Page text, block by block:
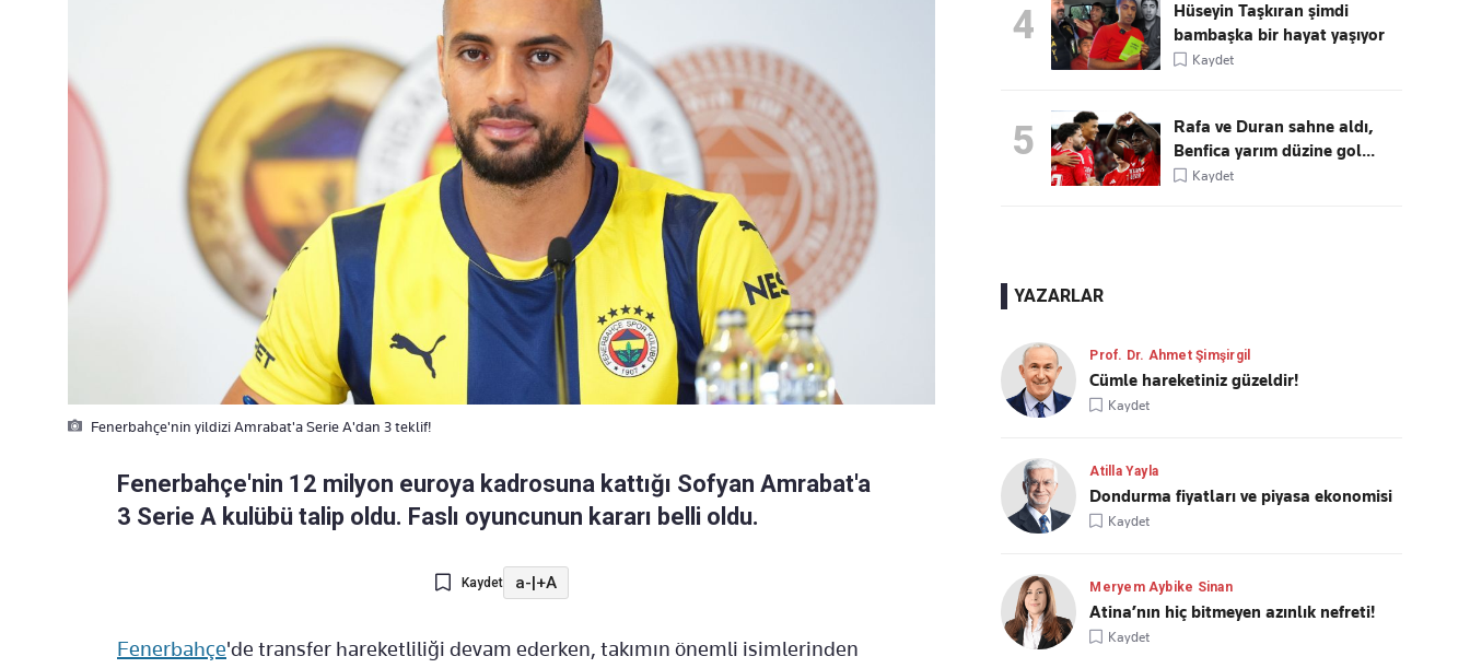
Fenerbahçe'nin yildizi Amrabat'a Serie A'dan 3 teklif!
Fenerbahçe'nin 12 milyon euroya kadrosuna kattığı Sofyan Amrabat'a
3 Serie A kulübü talip oldu. Faslı oyuncunun kararı belli oldu.
Kaydet a-|+A
Fenerbahçe'de transfer hareketliliği devam ederken, takımın önemli isimlerinden
4
Hüseyin Taşkıran şimdi
bambaşka bir hayat yaşıyor
Kaydet
5
Rafa ve Duran sahne aldı,
Benfica yarım düzine gol...
Kaydet
YAZARLAR
Prof. Dr. Ahmet Şimşirgil
Cümle hareketiniz güzeldir!
Kaydet
Atilla Yayla
Dondurma fiyatları ve piyasa ekonomisi
Kaydet
Meryem Aybike Sinan
Atina’nın hiç bitmeyen azınlık nefreti!
Kaydet